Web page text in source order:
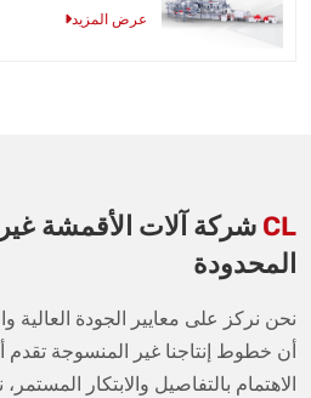
عرض المزيد
CL شركة آلات الأقمشة
المحدودة
نحن نركز على معايير الجودة العالية
أن خطوط إنتاجنا غير المنسوجة تقدم
الاهتمام بالتفاصيل والابتكار